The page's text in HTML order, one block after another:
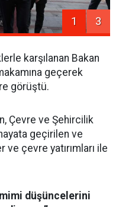
1 3
karşılanan Bakan
geçerek
görüştü.
Çevre ve Şehircilik
geçirilen ve
ve çevre yatırımları ile
düşüncelerini